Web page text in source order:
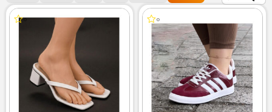
0
0